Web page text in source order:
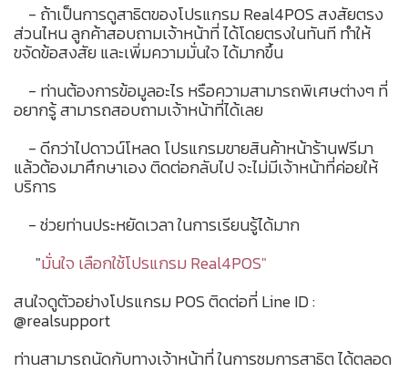
- ถ้าเป็นการดูสาธิตของโปรแกรม Real4POS สงสัยตรง
ส่วนไหน ลูกค้าสอบถามเจ้าหน้าที่ ได้โดยตรงในทันที ทำให้
ขจัดข้อสงสัย และเพิ่มความมั่นใจ ได้มากขึ้น
- ท่านต้องการข้อมูลอะไร หรือความสามารถพิเศษต่างๆ ที่
อยากรู้ สามารถสอบถามเจ้าหน้าที่ได้เลย
- ดีกว่าไปดาวน์โหลด โปรแกรมขายสินค้าหน้าร้านฟรีมา
แล้วต้องมาศึกษาเอง ติดต่อกลับไป จะไม่มีเจ้าหน้าที่ค่อยให้
บริการ
- ช่วยท่านประหยัดเวลา ในการเรียนรู้ได้มาก
"มั่นใจ เลือกใช้โปรแกรม Real4POS"
สนใจดูตัวอย่างโปรแกรม POS ติดต่อที่ Line ID :
@realsupport
ท่านสามารถนัดกับทางเจ้าหน้าที่ ในการชมการสาธิต ได้ตลอด